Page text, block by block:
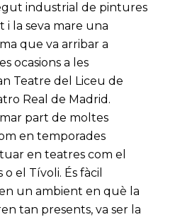
industrial de pintures
i la seva mare una
que va arribar a
ocasions a les
Teatre del Liceu de
Real de Madrid.
part de moltes
en temporades
en teatres com el
el Tívoli. És fàcil
un ambient en què la
tan presents, va ser la